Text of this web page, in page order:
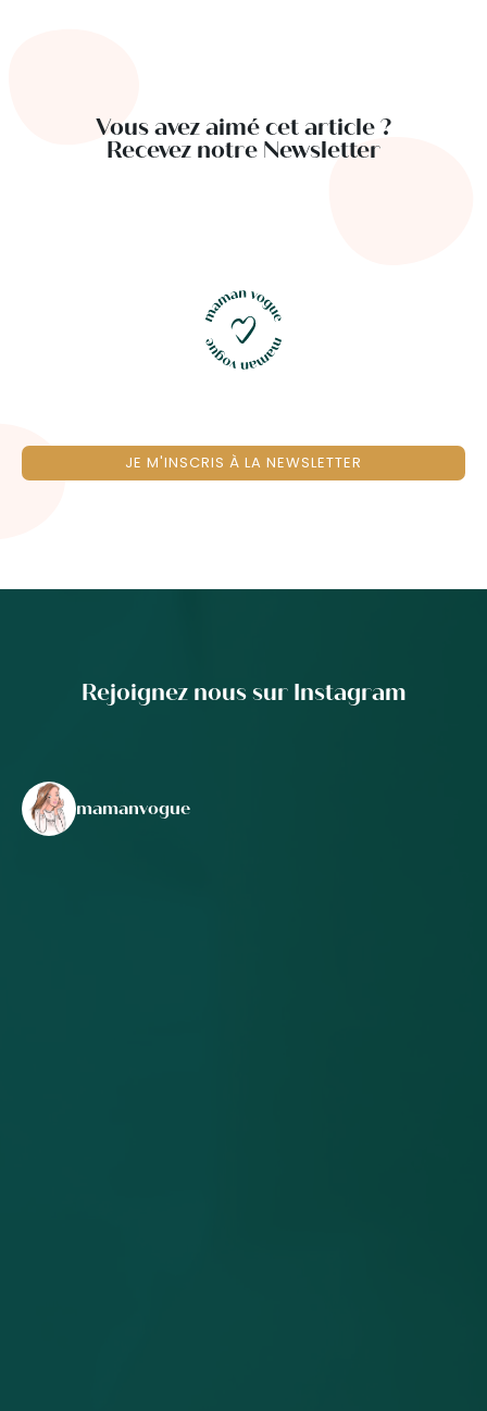
Vous avez aimé cet article ?
Recevez notre Newsletter
JE M'INSCRIS À LA NEWSLETTER
Rejoignez nous sur Instagram
mamanvogue